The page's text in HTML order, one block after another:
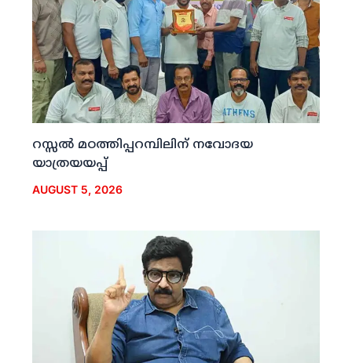
റസ്സല്‍ മഠത്തിപ്പറമ്പിലിന് നവോദയ
യാത്രയയപ്പ്
AUGUST 5, 2026